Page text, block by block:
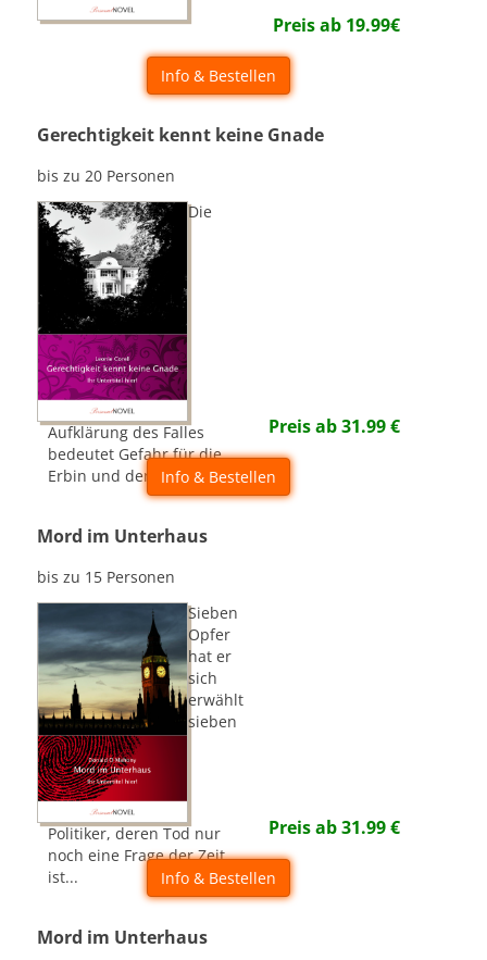
Preis ab 19.99€
Info & Bestellen
Gerechtigkeit kennt keine Gnade
bis zu 20 Personen
Die
Aufklärung des Falles
bedeutet Gefahr für die
Erbin und den Detektiv...
Preis ab31.99€
Info & Bestellen
Mord im Unterhaus
bis zu 15 Personen
Sieben
Opfer
hat er
sich
erwählt 
sieben
Politiker, deren Tod nur
noch eine Frage der Zeit
ist...
Preis ab31.99€
Info & Bestellen
Mord im Unterhaus